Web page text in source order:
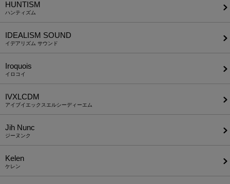
HUNTISM
ハンティズム
IDEALISM SOUND
イデアリズム サウンド
Iroquois
イロコイ
IVXLCDM
アイブイエックスエルシーディーエム
Jih Nunc
ジーヌンク
Kelen
ケレン